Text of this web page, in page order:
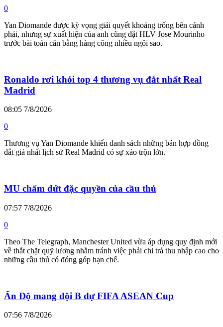
0
Yan Diomande được kỳ vọng giải quyết khoảng trống bên cánh
phải, nhưng sự xuất hiện của anh cũng đặt HLV Jose Mourinho
trước bài toán cân bằng hàng công nhiều ngôi sao.
Ronaldo rơi khỏi top 4 thương vụ đắt nhất Real
Madrid
08:05 7/8/2026
0
Thương vụ Yan Diomande khiến danh sách những bản hợp đồng
đắt giá nhất lịch sử Real Madrid có sự xáo trộn lớn.
MU chấm dứt đặc quyền của cầu thủ
07:57 7/8/2026
0
Theo The Telegraph, Manchester United vừa áp dụng quy định mới
về thắt chặt quỹ lương nhằm tránh việc phải chi trả thu nhập cao cho
những cầu thủ có đóng góp hạn chế.
Ấn Độ mang đội B dự FIFA ASEAN Cup
07:56 7/8/2026